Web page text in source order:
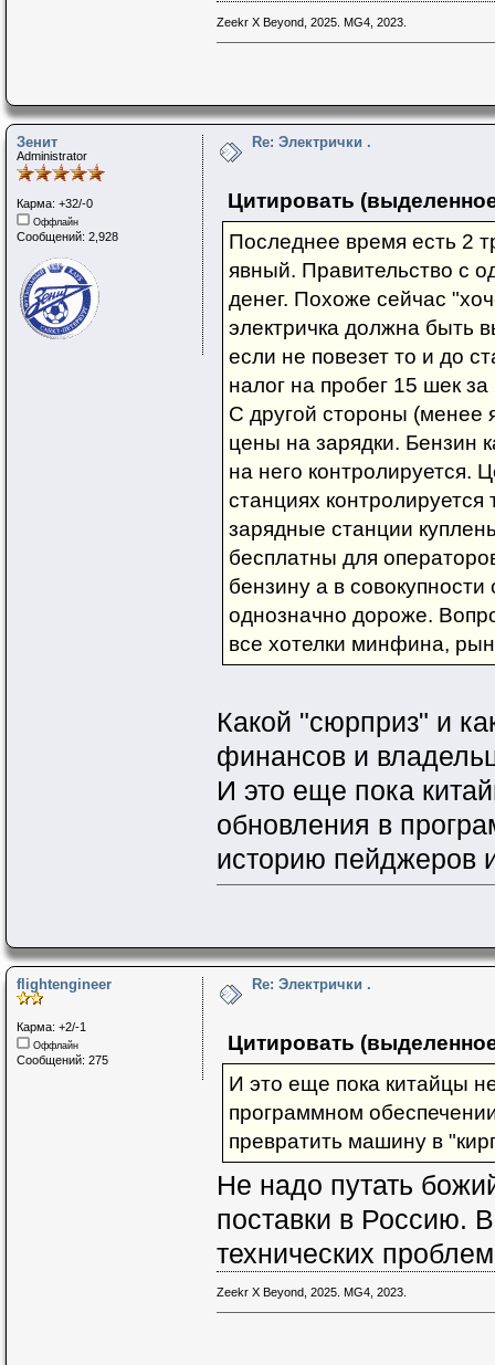
Zeekr X Beyond, 2025. MG4, 2023.
Зенит
Administrator
Карма: +32/-0
Оффлайн
Сообщений: 2,928
Re: Электрички .
Цитировать
Последнее время есть 2
явный. Правительство с
денег. Похоже сейчас
электричка должна быть
если не повезет то и до
налог на пробег 15 шек за
С другой стороны (менее
цены на зарядки. Бензин
на него контролируется.
станциях
зарядные станции
бесплатны для
бензину а в
однозначно дороже.
все хотелки минфина,
Какой "сюрприз" и
финансов и
И это еще пока
обновления в
историю пейджеров
flightengineer
Карма: +2/-1
Оффлайн
Сообщений: 275
Re: Электрички .
Цитировать
И это еще пока китайцы
программном
превратить машину в
Не надо путать
поставки в Россию.
технических
Zeekr X Beyond, 2025. MG4, 2023.